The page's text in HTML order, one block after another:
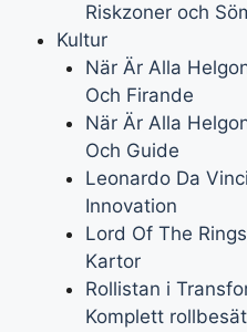
Riskzoner och
Kultur
När Är Alla
Och Firande
När Är Alla
Och Guide
Leonardo Da
Innovation
Lord Of The
Kartor
Rollistan i
Komplett